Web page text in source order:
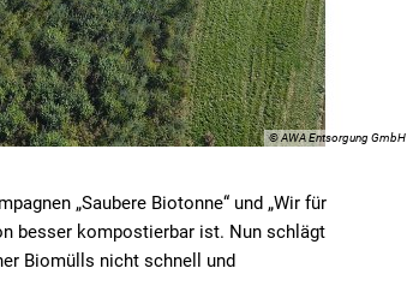
© AWA Entsorgung GmbH
„Saubere Biotonne“ und „Wir für
besser kompostierbar ist. Nun schlägt
Biomülls nicht schnell und